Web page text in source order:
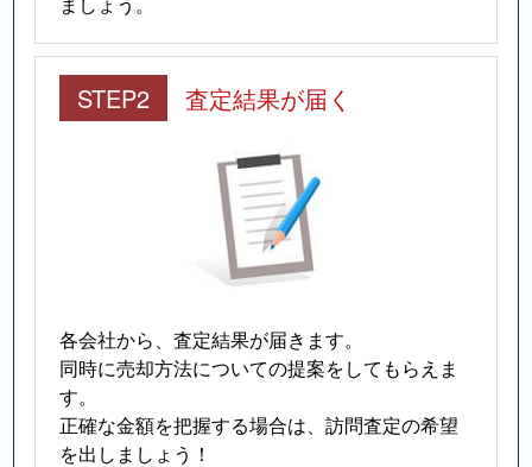
STEP2 査定結果が届く
各会社から、査定結果が届きます。
同時に売却方法についての提案をしてもらえま
す。
正確な金額を把握する場合は、訪問査定の希望
を出しましょう！